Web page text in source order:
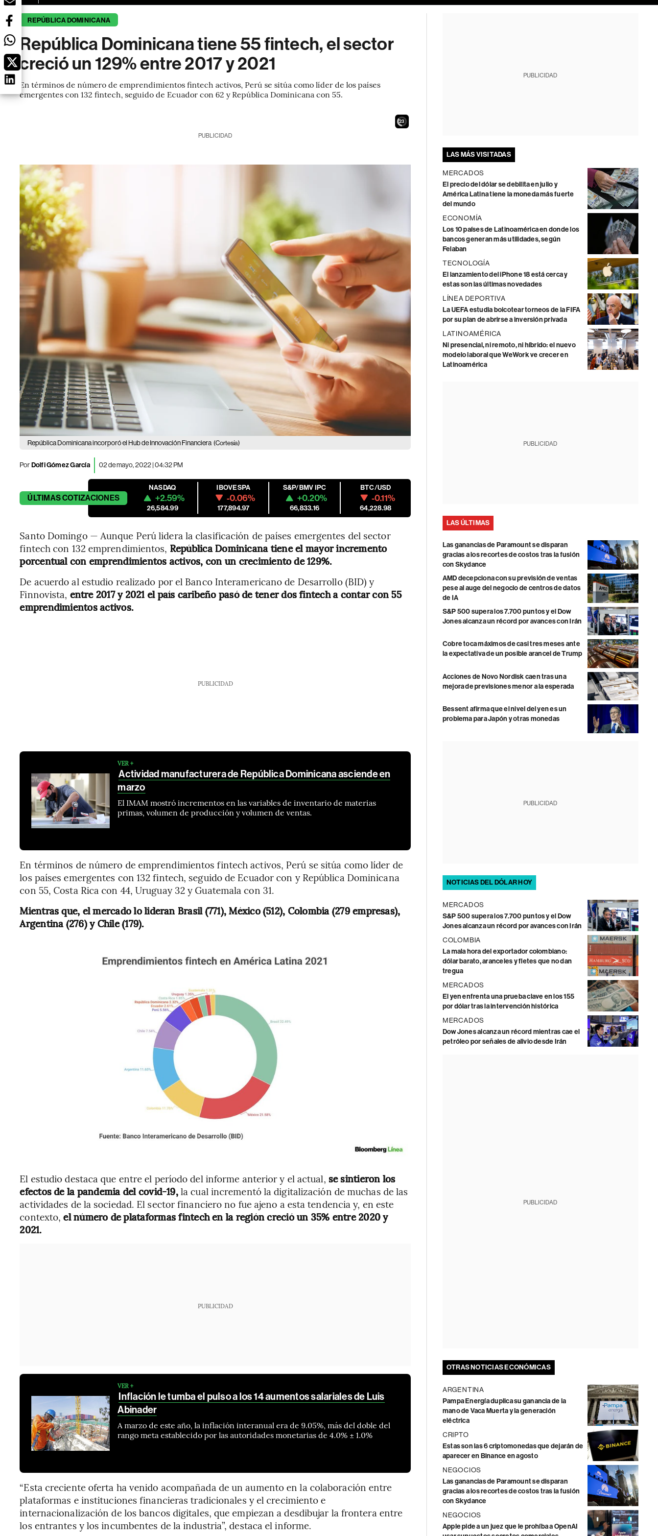
REPÚBLICA DOMINICANA
República Dominicana tiene 55 fintech, el sector
creció un 129% entre 2017 y 2021
En términos de número de emprendimientos fintech activos, Perú se sitúa como líder de los países
emergentes con 132 fintech, seguido de Ecuador con 62 y República Dominicana con 55.
21
PUBLICIDAD
República Dominicana incorporó el Hub de Innovación Financiera (Cortesía)
PorDolfi Gómez García 02 de mayo, 2022 | 04:32 PM
ÚLTIMASCOTIZACIONES
NASDAQ
+2.59%
26,584.99
IBOVESPA
-0.06%
177,894.97
S&P/BMV IPC
+0.20%
66,833.16
BTC/USD
-0.11%
64,228.98
Santo Domingo — Aunque Perú lidera la clasificación de países emergentes del sector
fintech con 132 emprendimientos, República Dominicana tiene el mayor incremento
porcentual con emprendimientos activos, con un crecimiento de 129%.
De acuerdo al estudio realizado por el Banco Interamericano de Desarrollo (BID) y
Finnovista, entre 2017 y 2021 el país caribeño pasó de tener dos fintech a contar con 55
emprendimientos activos.
PUBLICIDAD
VER +
Actividad manufacturera de República Dominicana asciende en
marzo
El IMAM mostró incrementos en las variables de inventario de materias
primas, volumen de producción y volumen de ventas.
En términos de número de emprendimientos fintech activos, Perú se sitúa como líder de
los países emergentes con 132 fintech, seguido de Ecuador con y República Dominicana
con 55, Costa Rica con 44, Uruguay 32 y Guatemala con 31.
Mientras que, el mercado lo lideran Brasil (771), México (512), Colombia (279 empresas),
Argentina (276) y Chile (179).
El estudio destaca que entre el período del informe anterior y el actual, se sintieron los
efectos de la pandemia del covid-19,la cual incrementó la digitalización de muchas de las
actividades de la sociedad. El sector financiero no fue ajeno a esta tendencia y, en este
contexto,el número de plataformas fintech en la región creció un 35% entre 2020 y
2021.
PUBLICIDAD
VER +
Inflación le tumba el pulso a los 14 aumentos salariales de Luis
Abinader
A marzo de este año, la inflación interanual era de 9.05%, más del doble del
rango meta establecido por las autoridades monetarias de 4.0% ± 1.0%
“Esta creciente oferta ha venido acompañada de un aumento en la colaboración entre
plataformas e instituciones financieras tradicionales y el crecimiento e
internacionalización de los bancos digitales, que empiezan a desdibujar la frontera entre
los entrantes y los incumbentes de la industria”, destaca el informe.
PUBLICIDAD
LAS MÁS VISITADAS
MERCADOS
El precio del dólar se debilita en julio y
América Latina tiene la moneda más fuerte
del mundo
ECONOMÍA
Los 10 países de Latinoamérica en donde los
bancos generan más utilidades, según
Felaban
TECNOLOGÍA
El lanzamiento del iPhone 18 está cerca y
estas son las últimas novedades
LÍNEA DEPORTIVA
La UEFA estudia boicotear torneos de la FIFA
por su plan de abrirse a inversión privada
LATINOAMÉRICA
Ni presencial, ni remoto, ni híbrido: el nuevo
modelo laboral que WeWork ve crecer en
Latinoamérica
PUBLICIDAD
LAS ÚLTIMAS
Las ganancias de Paramount se disparan
gracias a los recortes de costos tras la fusión
con Skydance
AMD decepciona con su previsión de ventas
pese al auge del negocio de centros de datos
de IA
S&P 500 supera los 7.700 puntos y el Dow
Jones alcanza un récord por avances con Irán
Cobre toca máximos de casi tres meses ante
la expectativa de un posible arancel de Trump
Acciones de Novo Nordisk caen tras una
mejora de previsiones menor a la esperada
Bessent afirma que el nivel del yen es un
problema para Japón y otras monedas
PUBLICIDAD
NOTICIAS DEL DÓLAR HOY
MERCADOS
S&P 500 supera los 7.700 puntos y el Dow
Jones alcanza un récord por avances con Irán
COLOMBIA
La mala hora del exportador colombiano:
dólar barato, aranceles y fletes que no dan
tregua
MERCADOS
El yen enfrenta una prueba clave en los 155
por dólar tras la intervención histórica
MERCADOS
Dow Jones alcanza un récord mientras cae el
petróleo por señales de alivio desde Irán
PUBLICIDAD
OTRAS NOTICIAS ECONÓMICAS
ARGENTINA
Pampa Energía duplica su ganancia de la
mano de Vaca Muerta y la generación
eléctrica
CRIPTO
Estas son las 6 criptomonedas que dejarán de
aparecer en Binance en agosto
NEGOCIOS
Las ganancias de Paramount se disparan
gracias a los recortes de costos tras la fusión
con Skydance
NEGOCIOS
Apple pide a un juez que le prohíba a OpenAI